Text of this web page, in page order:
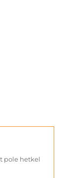
pole hetkel